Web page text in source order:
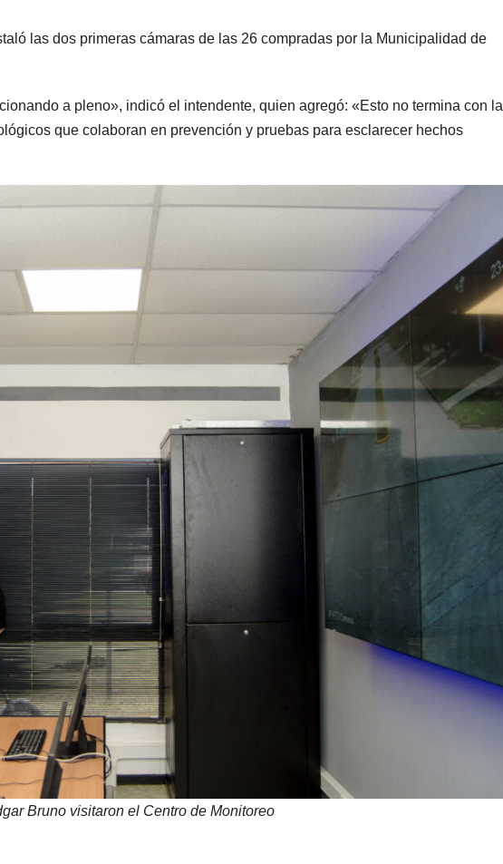
las dos primeras cámaras de las 26 compradas por la Municipalidad de
a pleno», indicó el intendente, quien agregó: «Esto no termina con la
que colaboran en prevención y pruebas para esclarecer hechos
Bruno visitaron el Centro de Monitoreo